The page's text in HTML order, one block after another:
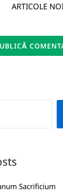
ARTICOLE
Sacrificium